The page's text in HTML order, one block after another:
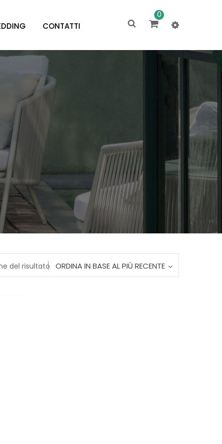
CONTATTI
0
del risultato ORDINA IN BASE AL PIÙ RECENTE